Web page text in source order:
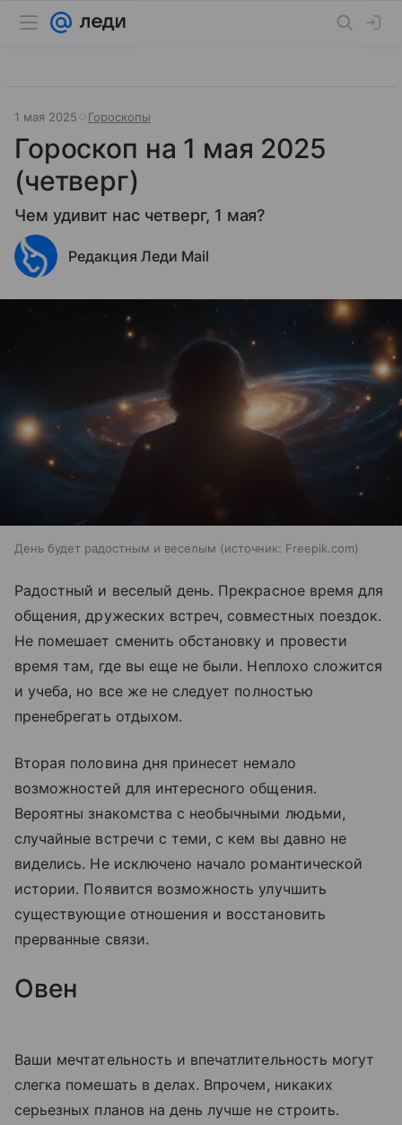
1 мая 2025 Гороскопы
Гороскоп на 1 мая 2025
(четверг)
Чем удивит нас четверг, 1 мая?
Редакция Леди Mail
День будет радостным и веселым источник: Freepik.com
Радостный и веселый день. Прекрасное время для
общения, дружеских встреч, совместных поездок.
Не помешает сменить обстановку и провести
время там, где вы еще не были. Неплохо сложится
и учеба, но все же не следует полностью
пренебрегать отдыхом.
Вторая половина дня принесет немало
возможностей для интересного общения.
Вероятны знакомства с необычными людьми,
случайные встречи с теми, с кем вы давно не
виделись. Не исключено начало романтической
истории. Появится возможность улучшить
существующие отношения и восстановить
прерванные связи.
Овен
Ваши мечтательность и впечатлительность могут
слегка помешать в делах. Впрочем, никаких
серьезных планов на день лучше не строить.